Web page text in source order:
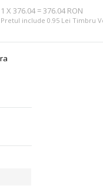
1 X 376.04 =376.04 RON
Pretul include 0.95 Lei Timbru